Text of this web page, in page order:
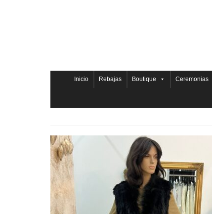
Inicio Rebajas Boutique Ceremonias